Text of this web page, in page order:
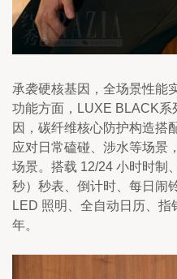
承袭硬核基因，全场景性能
功能方面，LUXE BLACK系
因，碳纤维核心防护构造搭
应对日常磕碰、涉水等场景
场景。搭载 12/24 小时时制
秒）秒表、倒计时、每日闹
LED 照明、全自动日历、
年。